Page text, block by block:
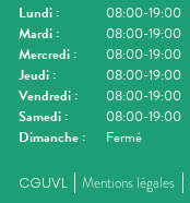
Lundi :
08:00-19:00
Mardi :
08:00-19:00
Mercredi :
08:00-19:00
Jeudi :
08:00-19:00
Vendredi :
08:00-19:00
Samedi :
08:00-19:00
Dimanche : Fermé
CGUVL Mentions légales